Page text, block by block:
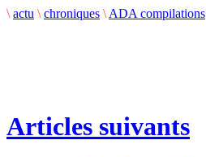
\ actu \ chroniques \ ADA compilations
Articles suivants